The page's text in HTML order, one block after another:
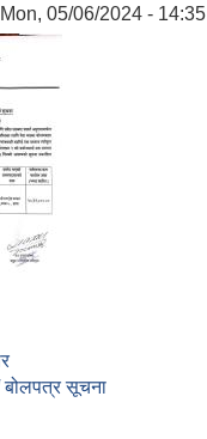
Mon, 05/06/2024 - 14:35
बोलपत्र सूचना